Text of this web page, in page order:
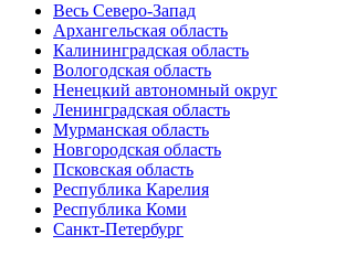
Весь Северо-Запад
Архангельская область
Калининградская область
Вологодская область
Ненецкий автономный округ
Ленинградская область
Мурманская область
Новгородская область
Псковская область
Республика Карелия
Республика Коми
Санкт-Петербург